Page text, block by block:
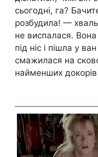
сьогодні, га?
розбудила! —
не виспалася.
під ніс і пішла у
смажилася на
найменших докорів